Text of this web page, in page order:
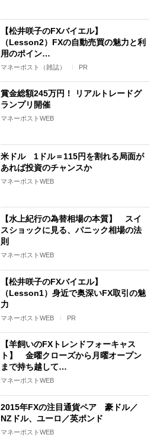
【松井咲子のFXバイエル】
（Lesson2）FXの自動売買の魅力と利
用のポイン…
マネーポスト（雑誌） PR
賞金総額245万円！ リアルトレードグ
ランプリ開催
マネーポストWEB
米ドル 1ドル＝115円を割れる局面が
あれば投資のチャンスか
マネーポストWEB
【水上紀行の為替相場の本質】 スイ
スショックに見る、パニック相場の法
則
マネーポストWEB
【松井咲子のFXバイエル】
（Lesson1）身近で奥深いFX取引の魅
力
マネーポストWEB PR
【羊飼いのFXトレンドフォーキャス
ト】 金曜クローズから月曜オープン
まで持ち越して…
マネーポストWEB
2015年FXの注目通貨ペア 豪ドル／
NZドル、ユーロ／英ポンド
マネーポストWEB